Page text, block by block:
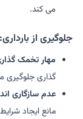
می کند.
جلوگیری از بارداری:
مهار تخمک
گذاری جلوگیری
عدم سازگاری
مانع ایجاد